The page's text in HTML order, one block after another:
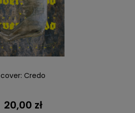
cover: Credo
20,00 zł